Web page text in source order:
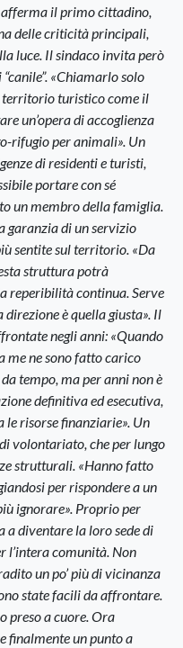
afferma il primo cittadino,
delle criticità principali,
luce. Il sindaco invita però
«Chiamarlo solo
turistico come il
un’opera di accoglienza
rifugio per animali». Un
di residenti e turisti,
portare con sé
un membro della famiglia.
garanzia di un servizio
sentite sul territorio. «Da
struttura potrà
reperibilità continua. Serve
è quella giusta». Il
negli anni: «Quando
me ne sono fatto carico
tempo, ma per anni non è
definitiva ed esecutiva,
le risorse finanziarie». Un
volontariato, che per lungo
strutturali. «Hanno fatto
per rispondere a un
ignorare». Proprio per
a diventare la loro sede di
l’intera comunità. Non
un po’ più di vicinanza
state facili da affrontare.
preso a cuore. Ora
finalmente un punto a